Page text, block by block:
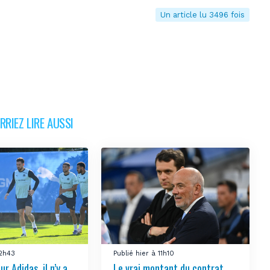
Un article lu 3496 fois
LIRE AUSSI
Publié hier à 11h10